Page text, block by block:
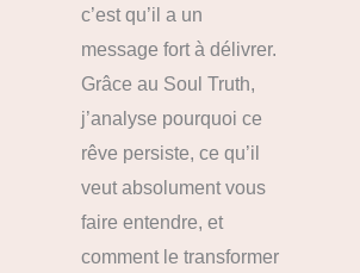
c’est qu’il a un
message fort à délivrer.
Grâce au Soul Truth,
j’analyse pourquoi ce
rêve persiste, ce qu’il
veut absolument vous
faire entendre, et
comment le transformer